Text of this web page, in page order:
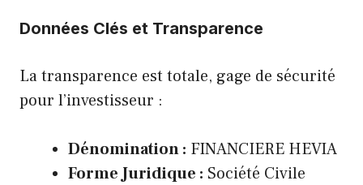
Données Clés et Transparence
La transparence est totale, gage de sécurité
pour l’investisseur :
Dénomination : FINANCIERE HEVIA
Forme Juridique : Société Civile